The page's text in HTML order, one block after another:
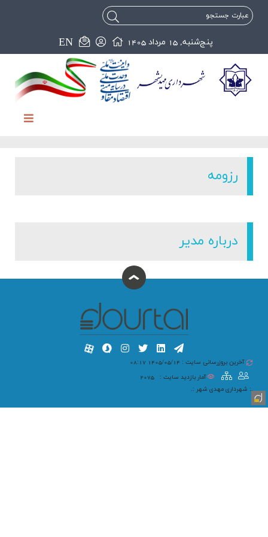
پنج‌شنبه, 15 مرداد 1405 EN
رزومه
درباره مدیر
آخرین بروزرسانی سایت : 1405/05/14 08:17
آمار بازدید سایت :
2075
.: شهرداری مهدی شهر :.